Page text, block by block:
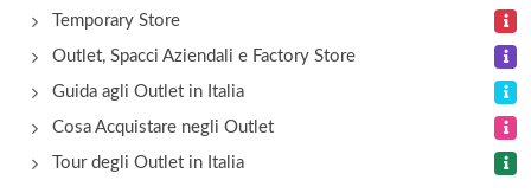
via della Battaglia 19, Anghiari
Calzaturificio Soldini
via Vittorio Veneto 55 a-b-c, Capolona
Temporary Store
Outlet, Spacci Aziendali e Factory Store
Guida agli Outlet in Italia
Cosa Acquistare negli Outlet
Tour degli Outlet in Italia